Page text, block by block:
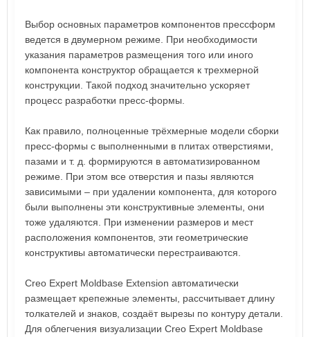
Выбор основных параметров компонентов прессформ
ведется в двумерном режиме. При необходимости
указания параметров размещения того или иного
компонента конструктор обращается к трехмерной
конструкции. Такой подход значительно ускоряет
процесс разработки пресс-формы.
Как правило, полноценные трёхмерные модели сборки
пресс-формы с выполненными в плитах отверстиями,
пазами и т. д. формируются в автоматизированном
режиме. При этом все отверстия и пазы являются
зависимыми – при удалении компонента, для которого
были выполнены эти конструктивные элементы, они
тоже удаляются. При изменении размеров и мест
расположения компонентов, эти геометрические
конструктивы автоматически перестраиваются.
Creo Expert Moldbase Extension автоматически
размещает крепежные элементы, рассчитывает длину
толкателей и знаков, создаёт вырезы по контуру детали.
Для облегчения визуализации Creo Expert Moldbase